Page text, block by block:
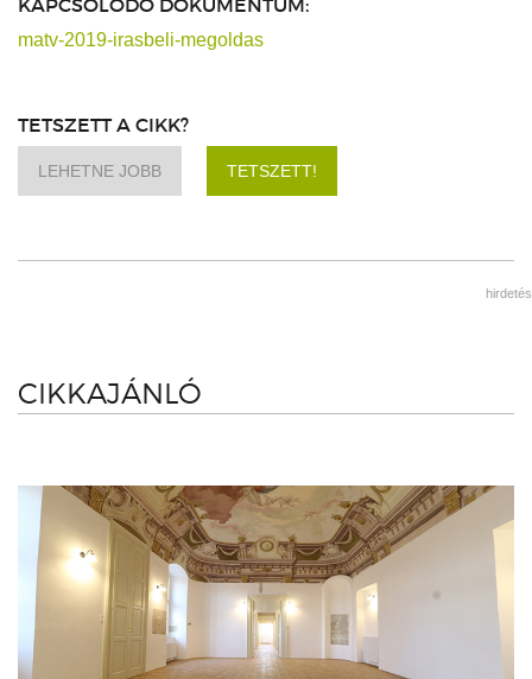
matv-2019-irasbeli-megoldas
TETSZETT A CIKK?
LEHETNE JOBB TETSZETT!
hirdetés
CIKKAJÁNLÓ